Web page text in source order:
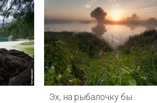
Эх, на рыбалочку бы..